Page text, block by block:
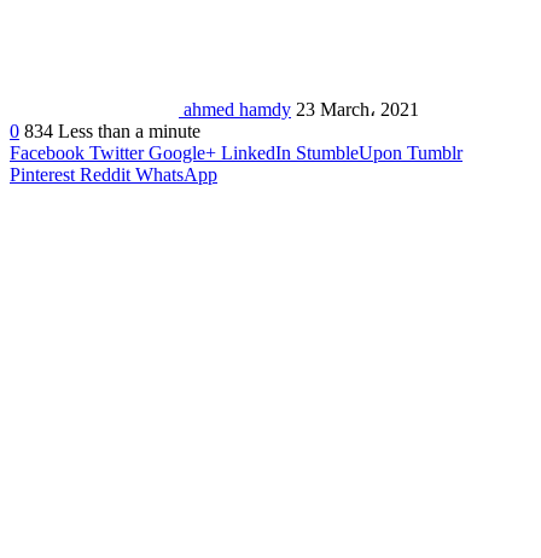
ahmed hamdy 23 March، 2021
0 834 Less than a minute
Facebook Twitter Google+ LinkedIn StumbleUpon Tumblr
Pinterest Reddit WhatsApp